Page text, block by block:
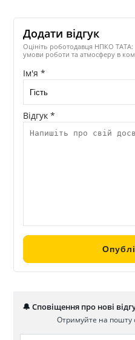
Додати відгук
Оцініть роботодавця НПКО ТАТА:
умови роботи та атмосферу в
Ім'я *
Відгук *
🔔 Сповіщення про нові
Отримуйте на пошту